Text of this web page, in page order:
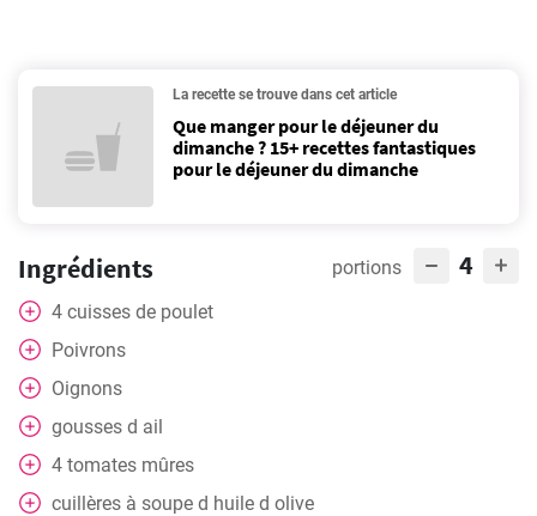
La recette se trouve dans cet article
Que manger pour le déjeuner du
dimanche ? 15+ recettes fantastiques
pour le déjeuner du dimanche
Ingrédients portions 4
4 cuisses de poulet
Poivrons
Oignons
gousses d ail
4 tomates mûres
cuillères à soupe d huile d olive